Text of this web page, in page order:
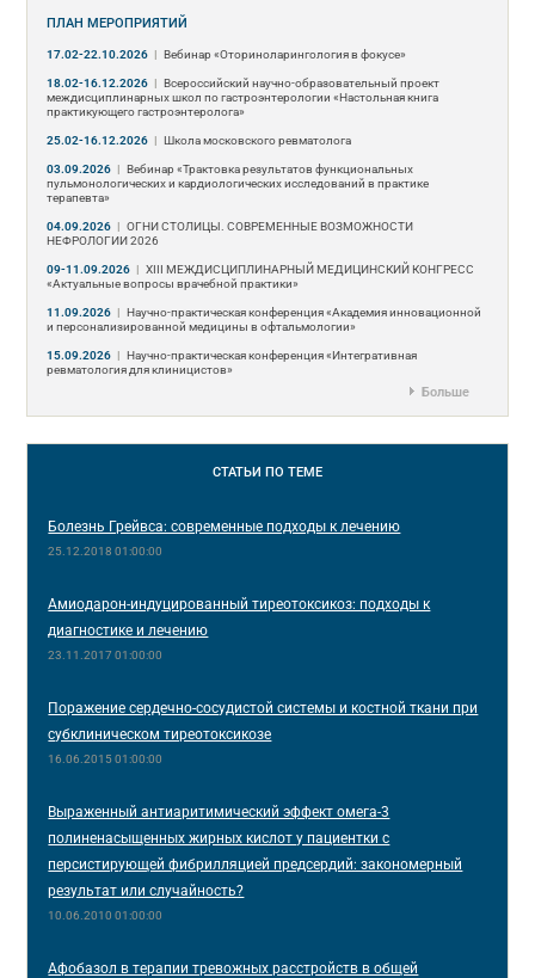
ПЛАН МЕРОПРИЯТИЙ
17.02-22.10.2026 | Вебинар «Оториноларингология в фокусе»
18.02-16.12.2026 | Всероссийский научно-образовательный проект
междисциплинарных школ по гастроэнтерологии «Настольная книга
практикующего гастроэнтеролога»
25.02-16.12.2026 | Школа московского ревматолога
03.09.2026 | Вебинар «Трактовка результатов функциональных
пульмонологических и кардиологических исследований в практике
терапевта»
04.09.2026 | ОГНИ СТОЛИЦЫ. СОВРЕМЕННЫЕ ВОЗМОЖНОСТИ
НЕФРОЛОГИИ 2026
09-11.09.2026 | ХIII МЕЖДИСЦИПЛИНАРНЫЙ МЕДИЦИНСКИЙ КОНГРЕСС
«Актуальные вопросы врачебной практики»
11.09.2026 | Научно-практическая конференция «Академия инновационной
и персонализированной медицины в офтальмологии»
15.09.2026 | Научно-практическая конференция «Интегративная
ревматология для клиницистов»
Больше
СТАТЬИ ПО ТЕМЕ
Болезнь Грейвса: современные подходы к лечению
25.12.2018 01:00:00
Амиодарон-индуцированный тиреотоксикоз: подходы к
диагностике и лечению
23.11.2017 01:00:00
Поражение сердечно-сосудистой системы и костной ткани при
субклиническом тиреотоксикозе
16.06.2015 01:00:00
Выраженный антиаритимический эффект омега-3
полиненасыщенных жирных кислот у пациентки с
персистирующей фибрилляцией предсердий: закономерный
результат или случайность?
10.06.2010 01:00:00
Афобазол в терапии тревожных расстройств в общей